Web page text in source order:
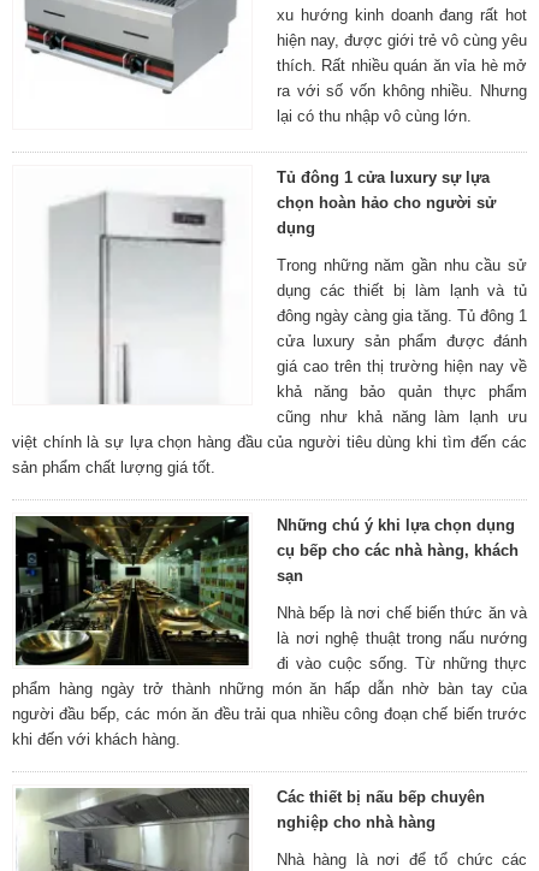
xu hướng kinh doanh đang rất hot
hiện nay, được giới trẻ vô cùng yêu
thích. Rất nhiều quán ăn vỉa hè mở
ra với số vốn không nhiều. Nhưng
lại có thu nhập vô cùng lớn.
Tủ đông 1 cửa luxury sự lựa
chọn hoàn hảo cho người sử
dụng
Trong những năm gần nhu cầu sử
dụng các thiết bị làm lạnh và tủ
đông ngày càng gia tăng. Tủ đông 1
cửa luxury sản phẩm được đánh
giá cao trên thị trường hiện nay về
khả năng bảo quản thực phẩm
cũng như khả năng làm lạnh ưu
việt chính là sự lựa chọn hàng đầu của người tiêu dùng khi tìm đến các
sản phẩm chất lượng giá tốt.
Những chú ý khi lựa chọn dụng
cụ bếp cho các nhà hàng, khách
sạn
Nhà bếp là nơi chế biến thức ăn và
là nơi nghệ thuật trong nấu nướng
đi vào cuộc sống. Từ những thực
phẩm hàng ngày trở thành những món ăn hấp dẫn nhờ bàn tay của
người đầu bếp, các món ăn đều trải qua nhiều công đoạn chế biến trước
khi đến với khách hàng.
Các thiết bị nấu bếp chuyên
nghiệp cho nhà hàng
Nhà hàng là nơi để tổ chức các